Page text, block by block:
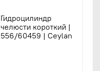
Гидроцилиндр
челюсти короткий |
556/60459 | Ceylan